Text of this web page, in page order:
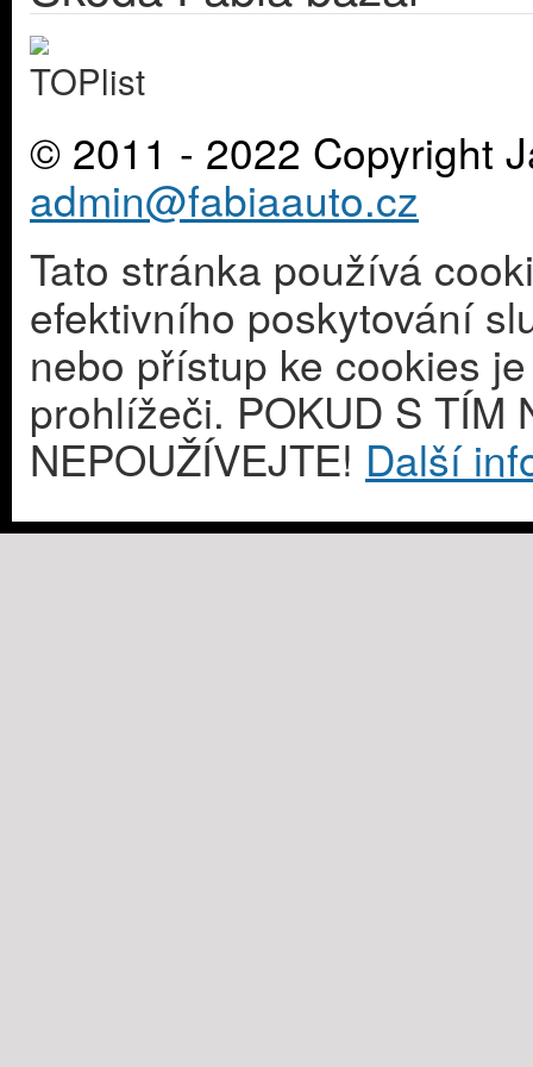
© 2011 - 2022 Copyright
admin@fabiaauto.cz
Tato stránka používá
efektivního poskytování
nebo přístup ke cookies
prohlížeči. POKUD S TÍM
NEPOUŽÍVEJTE! Další